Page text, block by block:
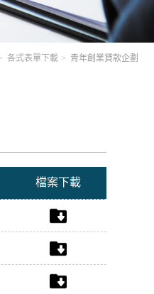
各式表單下載 青年創業貸款企劃
檔案下載